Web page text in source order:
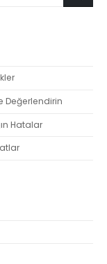
Değerlendirin
Hatalar